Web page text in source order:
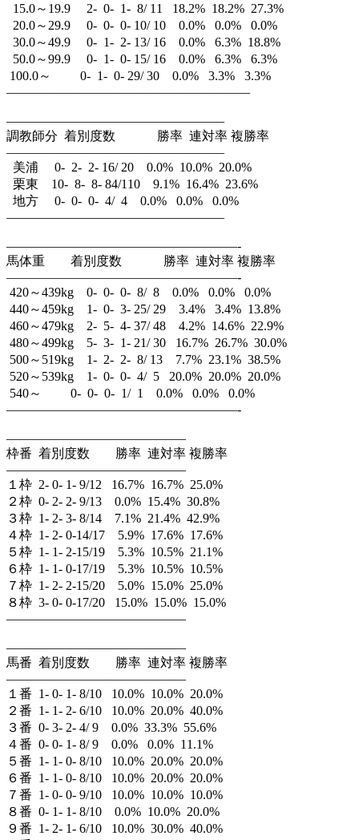
15.0～19.9 2- 0- 1- 8/ 11 18.2% 18.2% 27.3%
20.0～29.9 0- 0- 0- 10/ 10 0.0% 0.0% 0.0%
30.0～49.9 0- 1- 2- 13/ 16 0.0% 6.3% 18.8%
50.0～99.9 0- 1- 0- 15/ 16 0.0% 6.3% 6.3%
100.0～ 0- 1- 0- 29/ 30 0.0% 3.3% 3.3%
———————————————————
—————————————————
調教師分 着別度数 勝率 連対率 複勝率
—————————————————
美浦 0- 2- 2- 16/ 20 0.0% 10.0% 20.0%
栗東 10- 8- 8- 84/110 9.1% 16.4% 23.6%
地方 0- 0- 0- 4/ 4 0.0% 0.0% 0.0%
—————————————————
——————————————————-
馬体重 着別度数 勝率 連対率 複勝率
——————————————————-
420～439kg 0- 0- 0- 8/ 8 0.0% 0.0% 0.0%
440～459kg 1- 0- 3- 25/ 29 3.4% 3.4% 13.8%
460～479kg 2- 5- 4- 37/ 48 4.2% 14.6% 22.9%
480～499kg 5- 3- 1- 21/ 30 16.7% 26.7% 30.0%
500～519kg 1- 2- 2- 8/ 13 7.7% 23.1% 38.5%
520～539kg 1- 0- 0- 4/ 5 20.0% 20.0% 20.0%
540～ 0- 0- 0- 1/ 1 0.0% 0.0% 0.0%
——————————————————-
——————————————
枠番 着別度数 勝率 連対率 複勝率
——————————————
１枠 2- 0- 1- 9/12 16.7% 16.7% 25.0%
２枠 0- 2- 2- 9/13 0.0% 15.4% 30.8%
３枠 1- 2- 3- 8/14 7.1% 21.4% 42.9%
４枠 1- 2- 0-14/17 5.9% 17.6% 17.6%
５枠 1- 1- 2-15/19 5.3% 10.5% 21.1%
６枠 1- 1- 0-17/19 5.3% 10.5% 10.5%
７枠 1- 2- 2-15/20 5.0% 15.0% 25.0%
８枠 3- 0- 0-17/20 15.0% 15.0% 15.0%
——————————————
——————————————
馬番 着別度数 勝率 連対率 複勝率
——————————————
１番 1- 0- 1- 8/10 10.0% 10.0% 20.0%
２番 1- 1- 2- 6/10 10.0% 20.0% 40.0%
３番 0- 3- 2- 4/ 9 0.0% 33.3% 55.6%
４番 0- 0- 1- 8/ 9 0.0% 0.0% 11.1%
５番 1- 1- 0- 8/10 10.0% 20.0% 20.0%
６番 1- 1- 0- 8/10 10.0% 20.0% 20.0%
７番 1- 0- 0- 9/10 10.0% 10.0% 10.0%
８番 0- 1- 1- 8/10 0.0% 10.0% 20.0%
９番 1- 2- 1- 6/10 10.0% 30.0% 40.0%